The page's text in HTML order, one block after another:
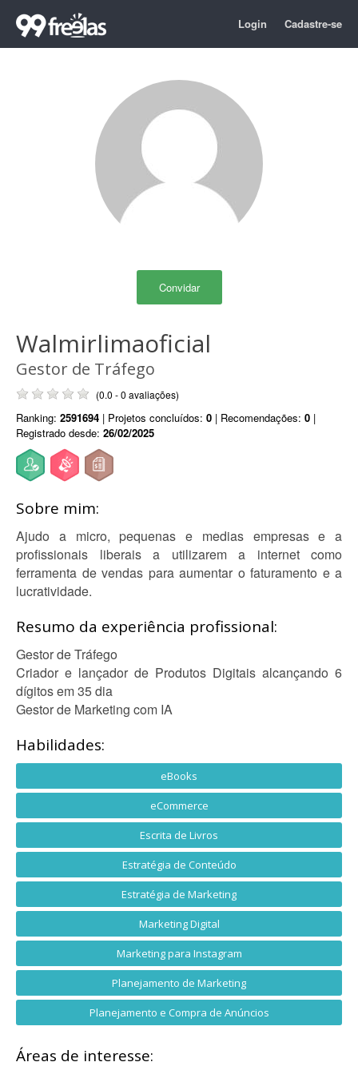
Login Cadastre-se
Convidar
Walmirlimaoficial
Gestor de Tráfego
(0.0 - 0 avaliações)
Ranking: 2591694 | Projetos concluídos: 0 | Recomendações: 0 |
Registrado desde: 26/02/2025
Sobre mim:
Ajudo a micro, pequenas e medias empresas e a
profissionais liberais a utilizarem a internet como
ferramenta de vendas para aumentar o faturamento e a
lucratividade.
Resumo da experiência profissional:
Gestor de Tráfego
Criador e lançador de Produtos Digitais alcançando 6
dígitos em 35 dia
Gestor de Marketing com IA
Habilidades:
eBooks
eCommerce
Escrita de Livros
Estratégia de Conteúdo
Estratégia de Marketing
Marketing Digital
Marketing para Instagram
Planejamento de Marketing
Planejamento e Compra de Anúncios
Áreas de interesse: